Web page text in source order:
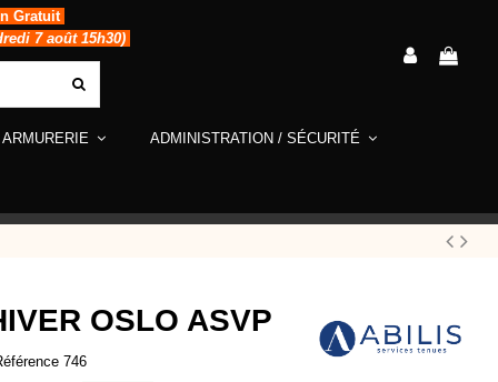
Gratuit
7 août 15h30)
ARMURERIE ADMINISTRATION / SÉCURITÉ
OSLO ASVP
746